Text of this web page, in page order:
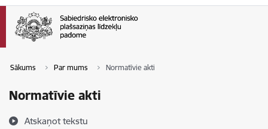
Sākums Par mums Normatīvie akti
Normatīvie akti
Atskaņot tekstu